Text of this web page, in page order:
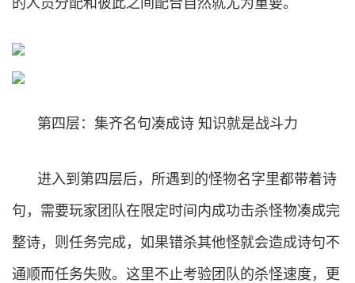
第四层：集齐名句凑成诗 知识就是战斗力
进入到第四层后，所遇到的怪物名字里都带着诗
句，需要玩家团队在限定时间内成功击杀怪物凑成完
整诗，则任务完成，如果错杀其他怪就会造成诗句不
通顺而任务失败。这里不止考验团队的杀怪速度，更